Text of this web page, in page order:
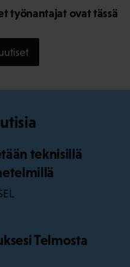
työnantajat ovat tässä
teknisillä
Telmosta